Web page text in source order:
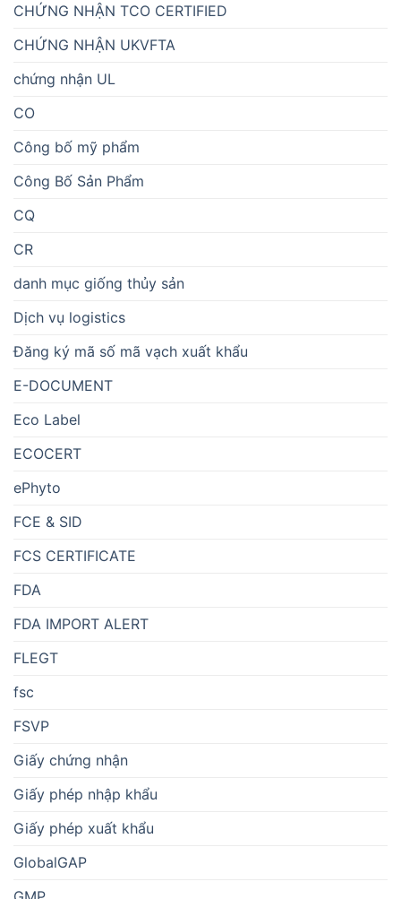
CHỨNG NHẬN TCO CERTIFIED
CHỨNG NHẬN UKVFTA
chứng nhận UL
CO
Công bố mỹ phẩm
Công Bố Sản Phẩm
CQ
CR
danh mục giống thủy sản
Dịch vụ logistics
Đăng ký mã số mã vạch xuất khẩu
E-DOCUMENT
Eco Label
ECOCERT
ePhyto
FCE & SID
FCS CERTIFICATE
FDA
FDA IMPORT ALERT
FLEGT
fsc
FSVP
Giấy chứng nhận
Giấy phép nhập khẩu
Giấy phép xuất khẩu
GlobalGAP